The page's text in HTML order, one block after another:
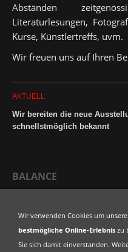
Abständen
Literaturlesungen,
Kurse, Künstlertreffs, uvm.
Wir freuen uns auf Ihren
AKTUELL:
Wir bereiten die neue
schnellstmöglich bekannt
BALANCE
Wir verwenden Cookies um
bestmögliche Online-Erlebnis zu
Sie sich damit einverstanden.